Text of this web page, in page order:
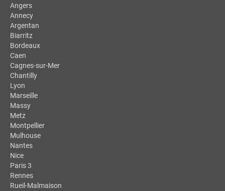
Angers
Annecy
Argentan
Biarritz
Bordeaux
Caen
Cagnes-sur-Mer
Chantilly
Lyon
Marseille
Massy
Metz
Montpellier
Mulhouse
Nantes
Nice
Paris 3
Rennes
Rueil-Malmaison